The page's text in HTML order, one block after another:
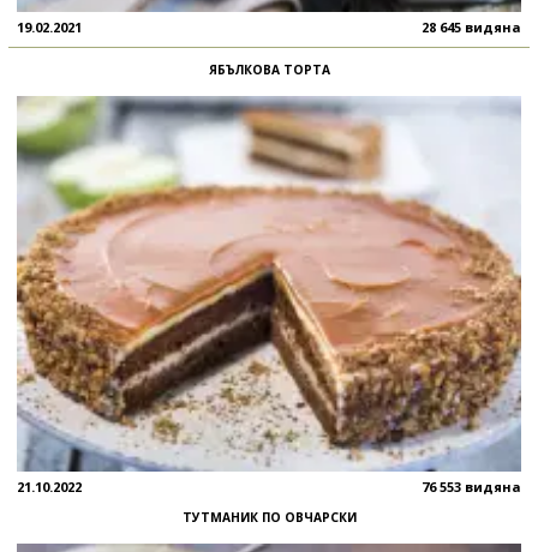
19.02.2021 28 645 видяна
ЯБЪЛКОВА ТОРТА
21.10.2022 76 553 видяна
ТУТМАНИК ПО ОВЧАРСКИ